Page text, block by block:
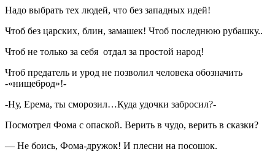
Надо выбрать тех людей, что без западных идей!
Чтоб без царских, блин, замашек! Чтоб последнюю рубашку..
Чтоб не только за себя отдал за простой народ!
Чтоб предатель и урод не позволил человека обозначить
-«нищеброд»!-
-Ну, Ерема, ты сморозил…Куда удочки забросил?-
Посмотрел Фома с опаской. Верить в чудо, верить в сказки?
— Не боись, Фома-дружок! И плесни на посошок.